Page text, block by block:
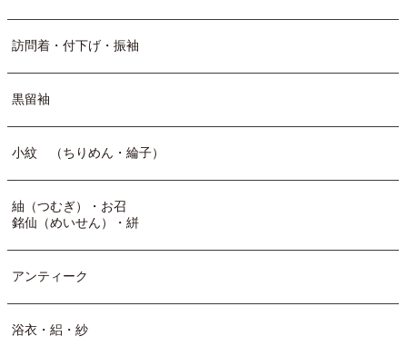
訪問着・付下げ・振袖
黒留袖
小紋 （ちりめん・綸子）
紬（つむぎ）・お召
銘仙（めいせん）・絣
アンティーク
浴衣・絽・紗